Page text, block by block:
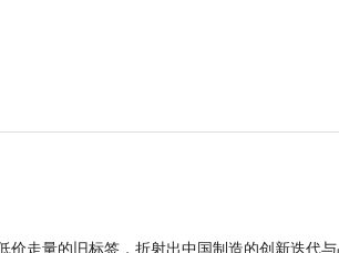
价走量的旧标签，折射出中国制造的创新迭代